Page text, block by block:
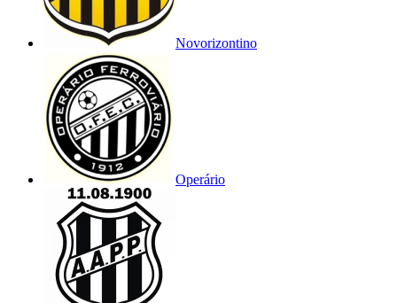
Novorizontino
Operário